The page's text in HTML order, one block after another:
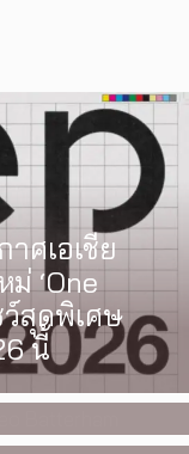
าศเอเชีย
‘One
ว์สุดพิเศษ
นี้
งในห้อง
ต่อหน้าคน
งราวของ
รัวที่เขา
บ